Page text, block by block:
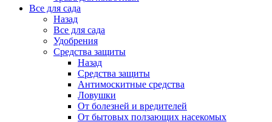
Все для сада
Назад
Все для сада
Удобрения
Средства защиты
Назад
Средства защиты
Антимоскитные средства
Ловушки
От болезней и вредителей
От бытовых ползающих насекомых